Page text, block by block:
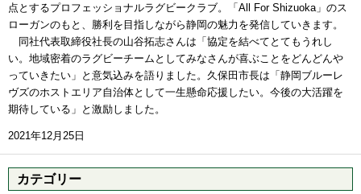
点とするプロフェッショナルラグビークラブ。「All For Shizuoka」のス
ローガンのもと、勝利を目指しながら静岡の魅力を発信していきます。
同社代表取締役社長の山谷拓志さんは「協定を結べてとてもうれし
い。地域密着のラグビーチームとしてみなさんが喜ぶことをどんどんや
っていきたい」と意気込みを語りました。久保田市長は「静岡ブルーレ
ヴズのホストエリア自治体として一生懸命応援したい。今後の大活躍を
期待している」と激励しました。
2021年12月25日
カテゴリー